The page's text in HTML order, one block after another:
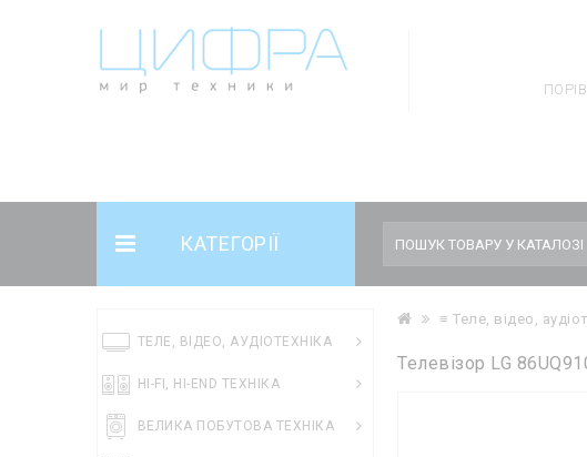
/var/www/cifratehcomua/data/www/cifrateh.com.ua/catalog/controller/module/
КАТЕГОРІЇ
ТЕЛЕ, ВІДЕО, АУДІОТЕХНІКА
HI-FI, HI-END ТЕХНІКА
ВЕЛИКА ПОБУТОВА ТЕХНІКА
≡ Теле, відео,
Телевізор LG